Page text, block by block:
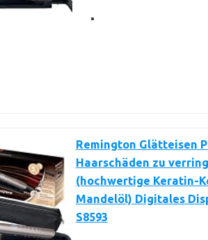
Remington Glätteisen
Haarschäden zu
(hochwertige Keratin-
Mandelöl) Digitales
S8593